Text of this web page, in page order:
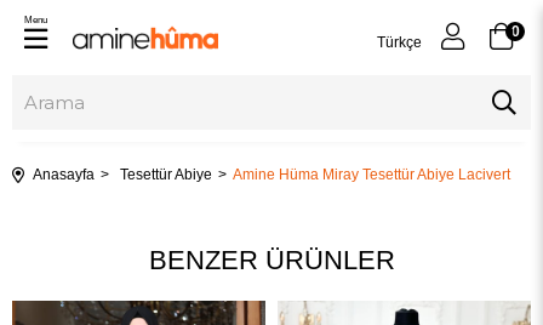
Türkçe
0
Menu
Anasayfa Tesettür Abiye Amine Hüma Miray Tesettür Abiye Lacivert
BENZER ÜRÜNLER